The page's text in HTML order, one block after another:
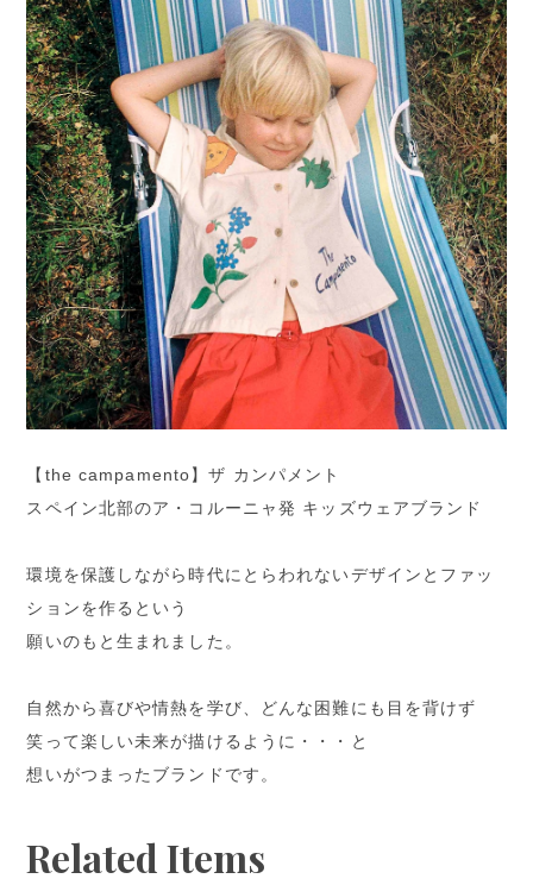
【the campamento】ザ カンパメント
スペイン北部のア・コルーニャ発 キッズウェアブランド
環境を保護しながら時代にとらわれないデザインとファッ
ションを作るという
願いのもと生まれました。
自然から喜びや情熱を学び、どんな困難にも目を背けず
笑って楽しい未来が描けるように・・・と
想いがつまったブランドです。
Related Items